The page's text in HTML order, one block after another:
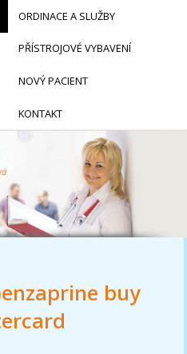
buy
ORDINACE A SLUŽBY
PŘÍSTROJOVÉ VYBAVENÍ
NOVÝ PACIENT
KONTAKT